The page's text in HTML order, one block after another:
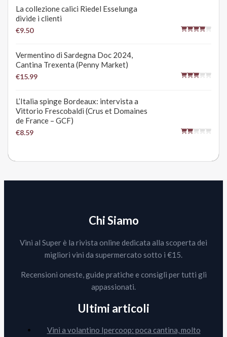
La collezione calici Riedel Esselunga
divide i clienti
€9.50
Vermentino di Sardegna Doc 2024,
Cantina Trexenta (Penny Market)
€15.99
L’Italia spinge Bordeaux: intervista a
Vittorio Frescobaldi (Crus et Domaines
de France – GCF)
€8.59
Chi Siamo
Vini al Super è la rivista online dedicata alla scoperta dei
migliori vini da supermercato sotto i €15.
Recensioni oneste, guide pratiche e consigli per tutti gli
appassionati.
Ultimi articoli
Vini a volantino Ipercoop: poca cantina, molto